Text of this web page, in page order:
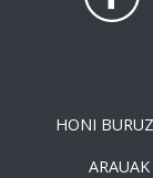
HONI BURUZ
ARAUAK